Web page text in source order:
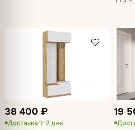
38 400 ₽
Доставка 1–2 дня
19